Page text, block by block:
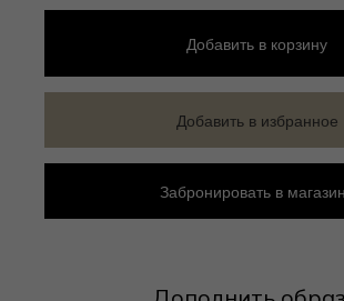
Добавить в корзину
Добавить в избранное
Забронировать в